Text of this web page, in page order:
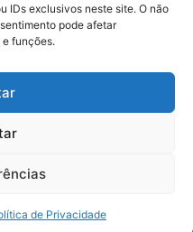
IDs exclusivos neste site. O não
pode afetar
funções.
de Privacidade
de Uso
Contato
e comportamento digital.